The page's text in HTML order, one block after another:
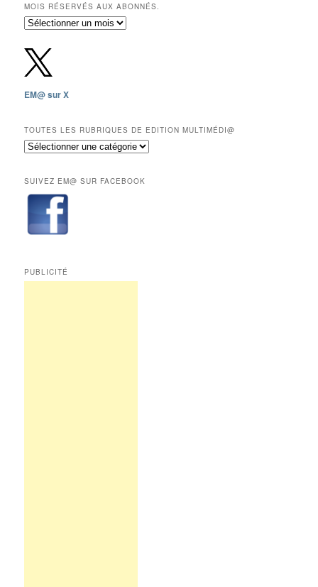
MOIS RÉSERVÉS AUX ABONNÉS.
Archives
depuis
2009,
sauf
les
mois
réservés
aux
EM@ sur X
TOUTES LES RUBRIQUES DE EDITION MULTIMÉDI@
Toutes
de
Edition
Multimédi@
SUIVEZ EM@ SUR FACEBOOK
PUBLICITÉ